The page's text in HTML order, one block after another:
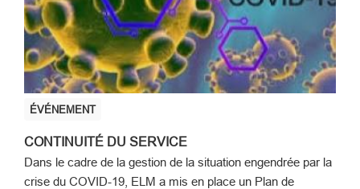
CONTINUITÉ DU SERVICE
Dans le cadre de la gestion de la situation engendrée par la
crise du COVID-19, ELM a mis en place un Plan de
ÉVÉNEMENT